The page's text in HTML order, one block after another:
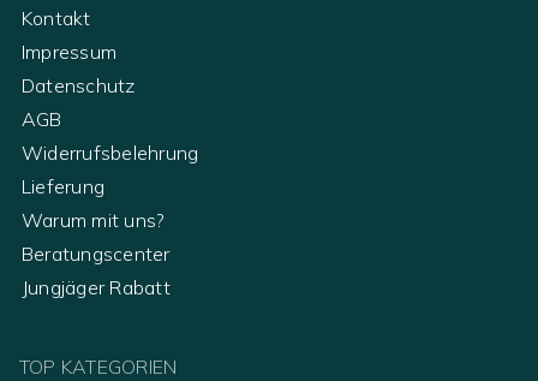
Kontakt
Impressum
Datenschutz
AGB
Widerrufsbelehrung
Lieferung
Warum mit uns?
Beratungscenter
Jungjäger Rabatt
TOP KATEGORIEN